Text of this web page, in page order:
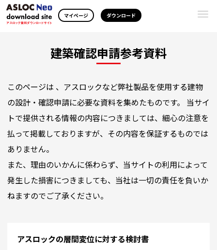
マイページ ダウンロード
建築確認申請参考資料
このページは 、アスロックなど弊社製品を使用する建物
の設計・確認申請に必要な資料を集めたものです。 当サイ
トで提供される情報の内容につきましては、細心の注意を
払って掲載しておりますが、その内容を保証するものでは
ありません。
また、理由のいかんに係わらず、当サイトの利用によって
発生した損害につきましても、当社は一切の責任を負いか
ねますのでご了承ください。
アスロックの層間変位に対する検討書